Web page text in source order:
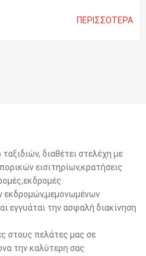
ΠΕΡΙΣΣΌΤΕΡΑ
διαθέτει στελέχη με
εισιτηρίων,κρατήσεις
εκδρομών,μεμονωμένων
εγγυάται την ασφαλή διακίνηση
στους πελάτες μας σε
την καλύτερη σας